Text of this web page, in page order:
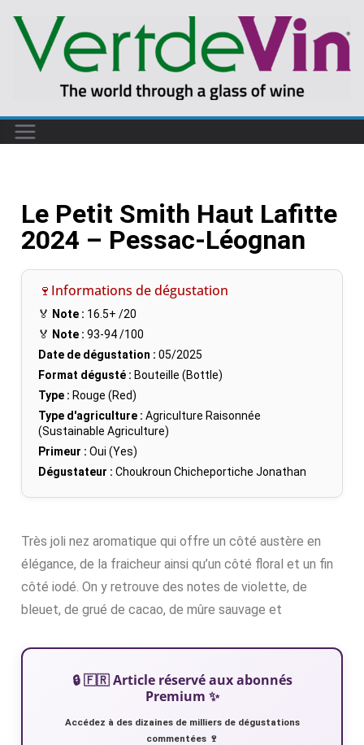
Le Petit Smith Haut Lafitte
2024 – Pessac-Léognan
🍷Informations de dégustation
🏅 Note : 16.5+ /20
🏅 Note : 93-94/100
Date de dégustation : 05/2025
Format dégusté : Bouteille (Bottle)
Type : Rouge (Red)
Type d'agriculture : Agriculture Raisonnée
(Sustainable Agriculture)
Primeur : Oui (Yes)
Dégustateur : Choukroun Chicheportiche Jonathan
Très joli nez aromatique qui offre un côté austère en
élégance, de la fraicheur ainsi qu’un côté floral et un fin
côté iodé. On y retrouve des notes de violette, de
bleuet, de grué de cacao, de mûre sauvage et
🔒 🇫🇷 Article réservé aux abonnés
Premium ✨
Accédez à des dizaines de milliers de dégustations
commentées 🍷